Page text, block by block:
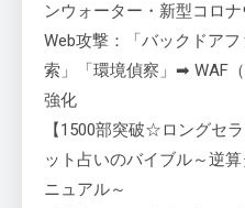
ンウォーター・新型コロ
Web攻撃：「バックドア
索」「環境偵察」➡ WAF（
強化
【1500部突破☆ロングセ
ット占いのバイブル～逆
ニュアル～